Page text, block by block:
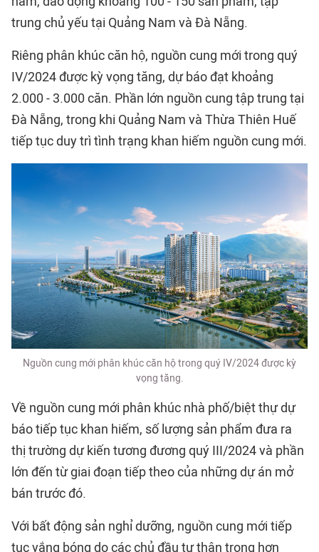
trung chủ yếu tại Quảng Nam và Đà Nẵng.
Riêng phân khúc căn hộ, nguồn cung mới trong quý
IV/2024 được kỳ vọng tăng, dự báo đạt khoảng
2.000 - 3.000 căn. Phần lớn nguồn cung tập trung tại
Đà Nẵng, trong khi Quảng Nam và Thừa Thiên Huế
tiếp tục duy trì tình trạng khan hiếm nguồn cung mới.
Nguồn cung mới phân khúc căn hộ trong quý IV/2024 được kỳ
vọng tăng.
Về nguồn cung mới phân khúc nhà phố/biệt thự dự
báo tiếp tục khan hiếm, số lượng sản phẩm đưa ra
thị trường dự kiến tương đương quý III/2024 và phần
lớn đến từ giai đoạn tiếp theo của những dự án mở
bán trước đó.
Với bất động sản nghỉ dưỡng, nguồn cung mới tiếp
tục vắng bóng do các chủ đầu tư thận trọng hơn